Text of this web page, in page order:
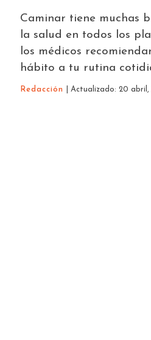
Caminar tiene muchas
la salud en todos los
los médicos
hábito a tu rutina
Redacción | Actualizado: 20 abril,